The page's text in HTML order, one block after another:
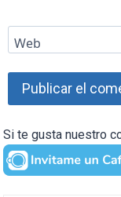
Web
Si te gusta nuestro